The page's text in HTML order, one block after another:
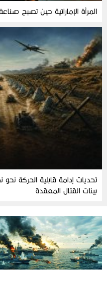
المرأة‭ ‬الإماراتية‭ ‬حين‭ ‬تصبح‭ ‬صناعة‭ ‬الأجيال‭ ‬قدرة‭ ‬وطنية
تحديات إدامة قابلية الحركة
بيئات القتال المعقدة